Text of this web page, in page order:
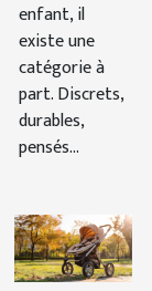
enfant, il
existe une
catégorie à
part. Discrets,
durables,
pensés...